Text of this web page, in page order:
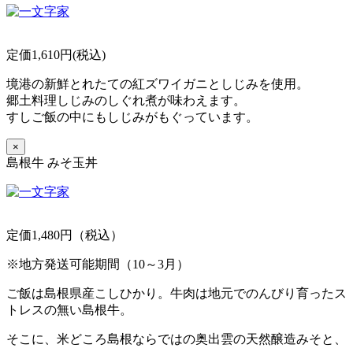
定価1,610円(税込)
境港の新鮮とれたての紅ズワイガニとしじみを使用。
郷土料理しじみのしぐれ煮が味わえます。
すしご飯の中にもしじみがもぐっています。
×
島根牛 みそ玉丼
定価1,480円（税込）
※地方発送可能期間（10～3月）
ご飯は島根県産こしひかり。牛肉は地元でのんびり育ったス
トレスの無い島根牛。
そこに、米どころ島根ならではの奥出雲の天然醸造みそと、